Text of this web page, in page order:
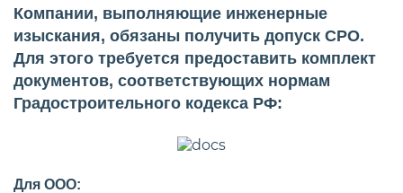
Компании, выполняющие инженерные
изыскания, обязаны получить допуск СРО.
Для этого требуется предоставить комплект
документов, соответствующих нормам
Градостроительного кодекса РФ:
Для ООО: